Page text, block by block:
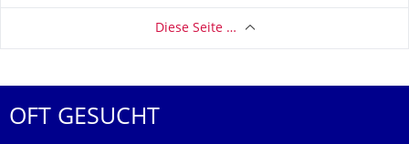
Diese Seite …
OFT GESUCHT